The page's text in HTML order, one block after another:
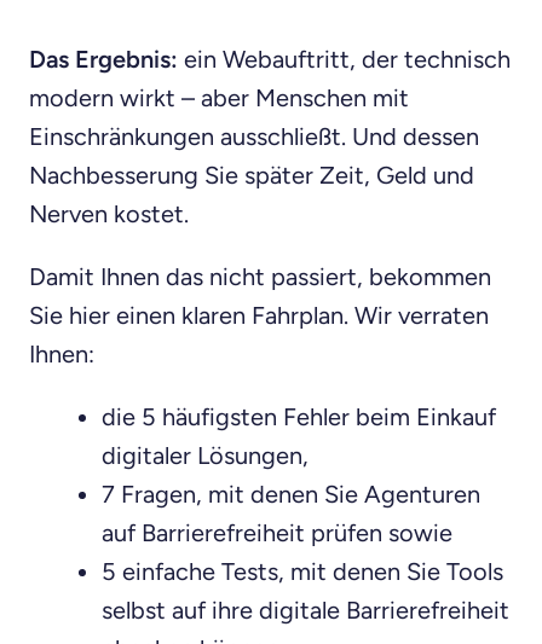
Das Ergebnis: ein Webauftritt, der technisch
modern wirkt – aber Menschen mit
Einschränkungen ausschließt. Und dessen
Nachbesserung Sie später Zeit, Geld und
Nerven kostet.
Damit Ihnen das nicht passiert, bekommen
Sie hier einen klaren Fahrplan. Wir verraten
Ihnen:
die 5 häufigsten Fehler beim Einkauf
digitaler Lösungen,
7 Fragen, mit denen Sie Agenturen
auf Barrierefreiheit prüfen sowie
5 einfache Tests, mit denen Sie Tools
selbst auf ihre digitale Barrierefreiheit